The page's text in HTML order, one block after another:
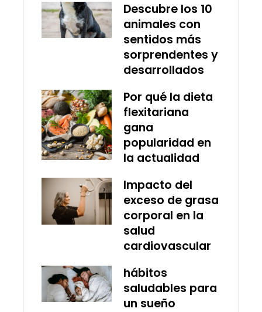
Descubre los 10
animales con
sentidos más
sorprendentes y
desarrollados
Por qué la dieta
flexitariana
gana
popularidad en
la actualidad
Impacto del
exceso de grasa
corporal en la
salud
cardiovascular
hábitos
saludables para
un sueño